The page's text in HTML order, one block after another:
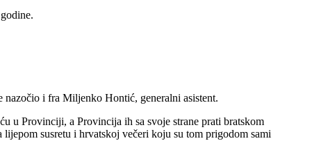
i fra Miljenko Hontić, generalni asistent.
u Provinciji, a Provincija ih sa svoje strane prati bratskom
susretu i hrvatskoj večeri koju su tom prigodom sami